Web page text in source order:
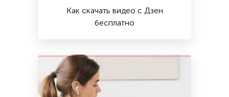
Как скачать видео с Дзен
бесплатно